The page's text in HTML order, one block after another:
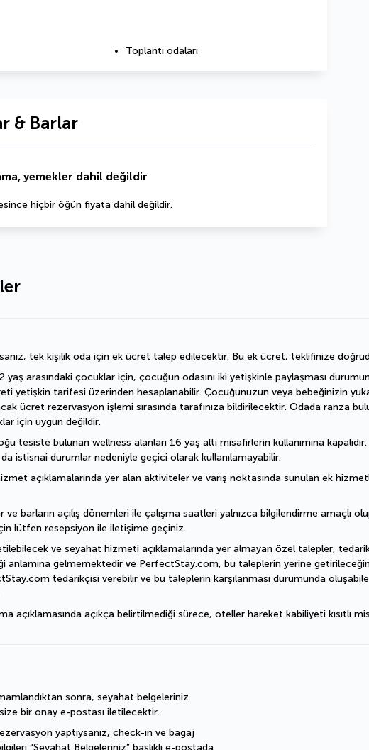
Toplantı odaları
& Barlar
yemekler dahil değildir
hiçbir öğün fiyata dahil değildir.
tek kişilik oda için ek ücret talep edilecektir. Bu ek ücret, teklifinize
arasındaki çocuklar için, çocuğun odasını iki yetişkinle paylaşması
yetişkin tarifesi üzerinden hesaplanabilir. Çocuğunuzun veya bebeğinizin
ücret rezervasyon işlemi sırasında tarafınıza bildirilecektir. Odada ranza
için uygun değildir.
tesiste bulunan wellness alanları 16 yaş altı misafirlerin kullanımına
istisnai durumlar nedeniyle geçici olarak kullanılamayabilir.
açıklamalarında yer alan aktiviteler ve varış noktasında sunulan ek
barların açılış dönemleri ile çalışma saatleri yalnızca bilgilendirme amaçlı
lütfen resepsiyon ile iletişime geçiniz.
ve seyahat hizmeti açıklamalarında yer almayan özel talepler,
anlamına gelmemektedir ve PerfectStay.com, bu taleplerin yerine
tedarikçisi verebilir ve bu taleplerin karşılanması durumunda
açıklamasında açıkça belirtilmediği sürece, oteller hareket kabiliyeti kısıtlı
sonra, seyahat belgeleriniz
bir onay e-postası iletilecektir.
yaptıysanız, check-in ve bagaj
“Seyahat Belgeleriniz” başlıklı e-postada